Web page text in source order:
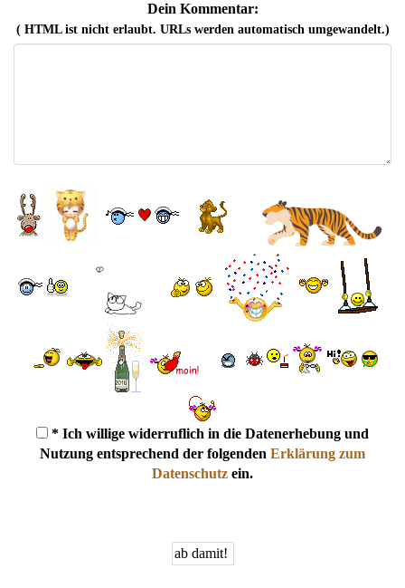
Dein Kommentar:
( HTML ist nichterlaubt. URLs werden automatisch umgewandelt.)
* Ich willige widerruflich in die Datenerhebung und
Nutzung entsprechend der folgenden Erklärung zum
Datenschutz ein.